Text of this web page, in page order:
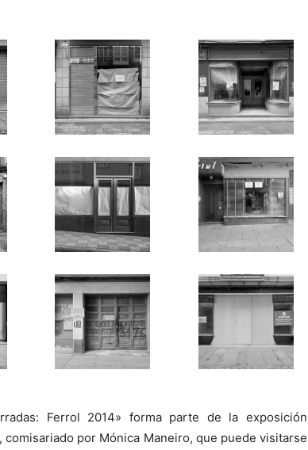
Ferrol 2014» forma parte de la exposición
comisariado por Mónica Maneiro, que puede visitarse